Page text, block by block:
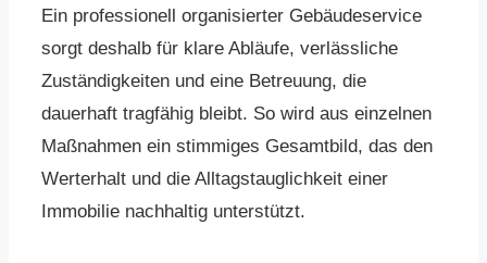
Ein professionell organisierter Gebäudeservice
sorgt deshalb für klare Abläufe, verlässliche
Zuständigkeiten und eine Betreuung, die
dauerhaft tragfähig bleibt. So wird aus einzelnen
Maßnahmen ein stimmiges Gesamtbild, das den
Werterhalt und die Alltagstauglichkeit einer
Immobilie nachhaltig unterstützt.